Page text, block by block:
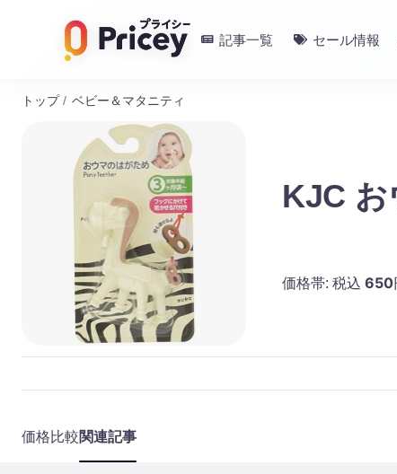
記事一覧 セール情報
トップ / ベビー＆マタニティ
KJC お
価格帯: 税込 650
価格比較関連記事